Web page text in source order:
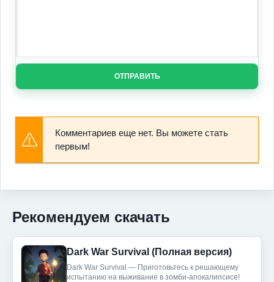
ОТПРАВИТЬ
Комментариев еще нет. Вы можете стать
первым!
Рекомендуем скачать
Dark War Survival (Полная версия)
Dark War Survival — Приготовьтесь к решающему
испытанию на выживание в зомби-апокалипсисе!